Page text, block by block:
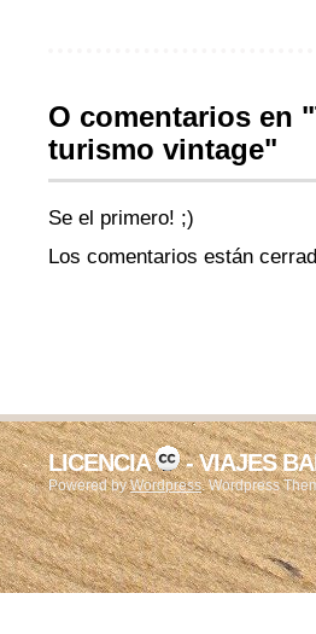
O comentarios en
turismo vintage"
Se el primero! ;)
Los comentarios están
LICENCIA - VIAJES
Powered byWordpress. Wordpress